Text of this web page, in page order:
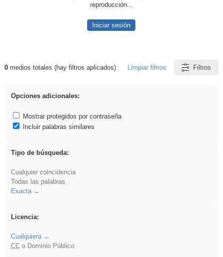
reproducción...
Iniciar sesión
Resultados de: EducaMadrid
0medios totales (hay filtros aplicados) Limpiar filtros Filtros
Opciones adicionales:
Mostrar protegidos por contraseña
Incluir palabras similares
Tipo de búsqueda:
Cualquier coincidencia
Todas las palabras
Exacta
Licencia:
Cualquiera
CCo Dominio Público